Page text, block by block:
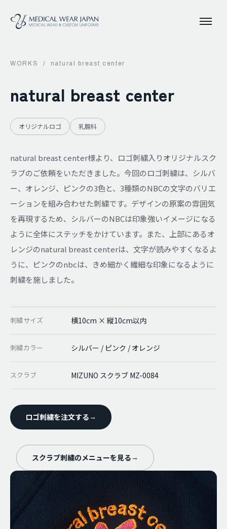
WORKS / natural breast center
natural breast center
オリジナルロゴ 乳腺科
natural breast center様より、ロゴ刺繍入りオリジナルスク
ラブのご依頼をいただきました。今回のロゴ刺繍は、シルバ
ー、オレンジ、ピンクの3色と、3種類のNBCの文字のバリエ
ーションを組み合わせた刺繍です。デザインの原案の雰囲気
を再現するため、シルバーのNBCは印象強いイメージになる
ように全体にステッチをかけています。また、上部にあるオ
レンジのnatural breast centerは、文字が読みやすくなるよ
うに、ピンクのnbcは、きめ細かく繊細な印象になるように
刺繍を施しました。
刺繍サイズ 横10cm × 縦10cm以内
刺繍カラー シルバー / ピンク / オレンジ
スクラブ MIZUNO スクラブ MZ-0084
ロゴ刺繍を注文する →
スクラブ刺繍のメニューを見る →